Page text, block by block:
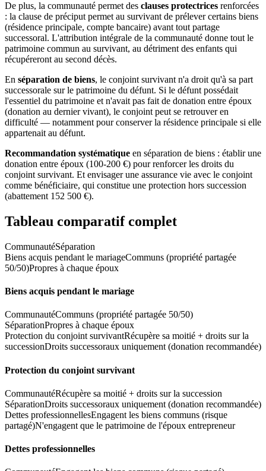
De plus, la communauté permet des clauses protectrices renforcées
: la clause de préciput permet au survivant de prélever certains biens
(résidence principale, compte bancaire) avant tout partage
successoral. L'attribution intégrale de la communauté donne tout le
patrimoine commun au survivant, au détriment des enfants qui
récupéreront au second décès.
En séparation de biens, le conjoint survivant n'a droit qu'à sa part
successorale sur le patrimoine du défunt. Si le défunt possédait
l'essentiel du patrimoine et n'avait pas fait de donation entre époux
(donation au dernier vivant), le conjoint peut se retrouver en
difficulté — notamment pour conserver la résidence principale si elle
appartenait au défunt.
Recommandation systématique en séparation de biens : établir une
donation entre époux (100-200 €) pour renforcer les droits du
conjoint survivant. Et envisager une assurance vie avec le conjoint
comme bénéficiaire, qui constitue une protection hors succession
(abattement 152 500 €).
Tableau comparatif complet
CommunautéSéparation
Biens acquis pendant le mariageCommuns (propriété partagée
50/50)Propres à chaque époux
Biens acquis pendant le mariage
CommunautéCommuns (propriété partagée 50/50)
SéparationPropres à chaque époux
Protection du conjoint survivantRécupère sa moitié + droits sur la
successionDroits successoraux uniquement (donation recommandée)
Protection du conjoint survivant
CommunautéRécupère sa moitié + droits sur la succession
SéparationDroits successoraux uniquement (donation recommandée)
Dettes professionnellesEngagent les biens communs (risque
partagé)N'engagent que le patrimoine de l'époux entrepreneur
Dettes professionnelles